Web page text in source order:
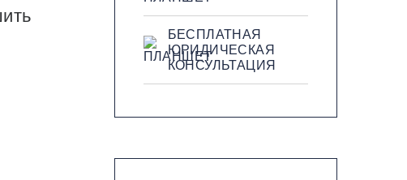
БЕСПЛАТНАЯ
ЮРИДИЧЕСКАЯ
КОНСУЛЬТАЦИЯ